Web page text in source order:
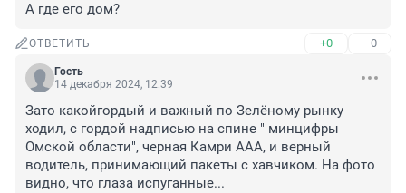
А где его дом?
ОТВЕТИТЬ +0 –0
Гость
14 декабря 2024, 12:39
Зато какойгордый и важный по Зелёному рынку
ходил, с гордой надписью на спине " минцифры
Омской области", черная Камри ААА, и верный
водитель, принимающий пакеты с хавчиком. На фото
видно, что глаза испуганные...